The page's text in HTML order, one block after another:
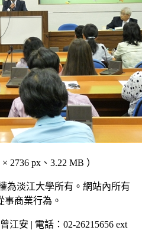
× 2736 px、3.22 MB ）
為淡江大學所有。網站內所有
商業行為。
曾江安 | 電話：02-26215656 ext